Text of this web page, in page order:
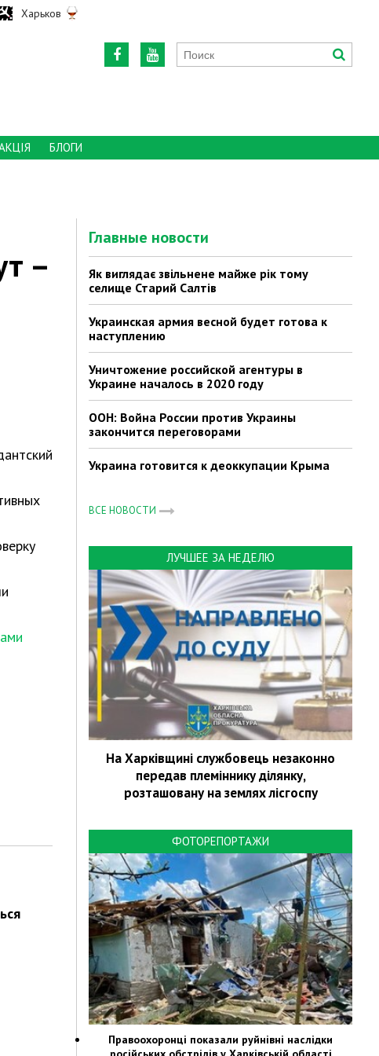
Харьков
БЛОГИ
–
Главные новости
Як виглядає звільнене майже рік тому
селище Старий Салтів
Украинская армия весной будет готова к
наступлению
Уничтожение российской агентуры в
Украине началось в 2020 году
ООН: Война России против Украины
закончится переговорами
Украина готовится к деоккупации Крыма
ВСЕ НОВОСТИ
ЛУЧШЕЕ ЗА НЕДЕЛЮ
На Харківщині службовець незаконно
передав племіннику ділянку,
розташовану на землях лісгоспу
ФОТОРЕПОРТАЖИ
Правоохоронці показали руйнівні наслідки